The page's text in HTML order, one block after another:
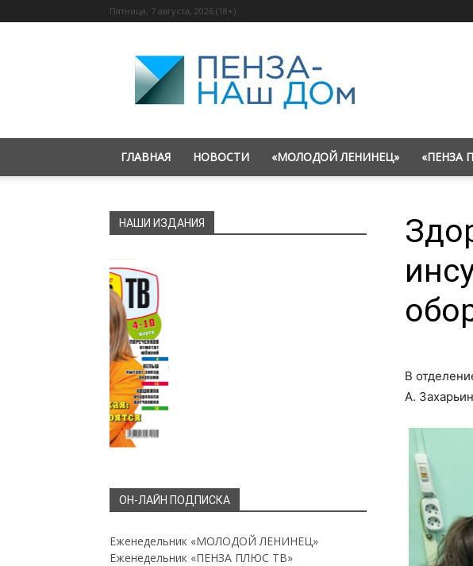
Пятница, 7 августа, 2026 (18+)
«Пенза
—
наш
дом»
ГЛАВНАЯ НОВОСТИ «МОЛОДОЙ ЛЕНИНЕЦ» «ПЕНЗА
В
А.
НАШИ ИЗДАНИЯ
ОН-ЛАЙН ПОДПИСКА
Еженедельник «МОЛОДОЙ ЛЕНИНЕЦ»
Еженедельник «ПЕНЗА ПЛЮС ТВ»